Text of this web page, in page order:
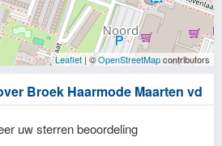
Leaflet| ©OpenStreetMapcontributors
Broek Haarmode Maarten vd
uw sterren beoordeling